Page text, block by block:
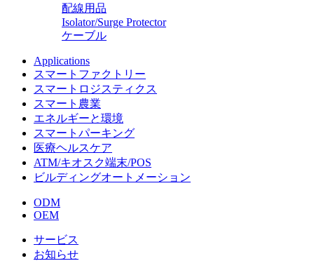
配線用品
Isolator/Surge Protector
ケーブル
Applications
スマートファクトリー
スマートロジスティクス
スマート農業
エネルギーと環境
スマートパーキング
医療ヘルスケア
ATM/キオスク端末/POS
ビルディングオートメーション
ODM
OEM
サービス
お知らせ